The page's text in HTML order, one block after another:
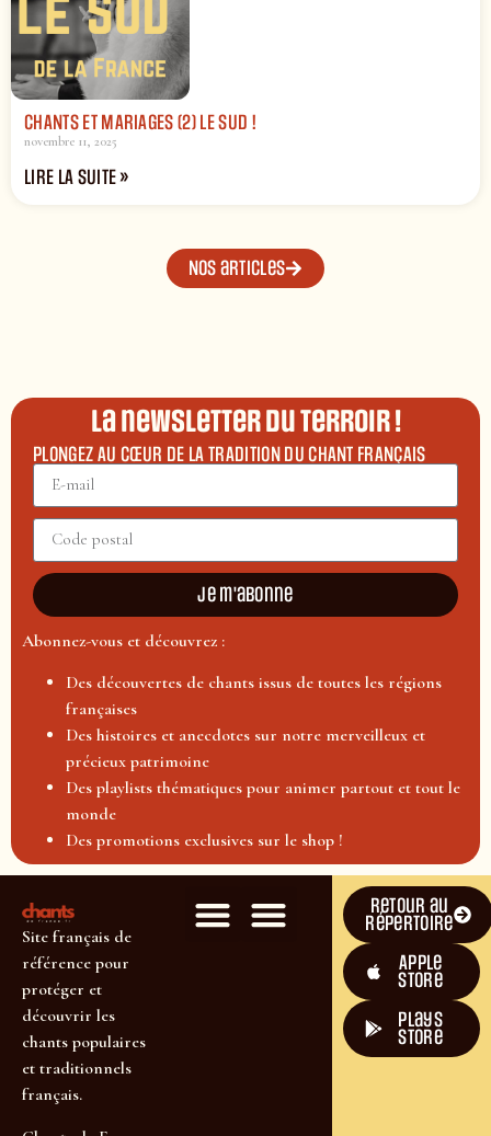
CHANTS ET MARIAGES (2) LE SUD !
novembre 11, 2025
LIRE LA SUITE »
Nos articles
La newsletter du terroir !
PLONGEZ AU CŒUR DE LA TRADITION DU CHANT FRANÇAIS
Je m'abonne
Abonnez-vous et découvrez :
Des découvertes de chants issus de toutes les régions
françaises
Des histoires et anecdotes sur notre merveilleux et
précieux patrimoine
Des playlists thématiques pour animer partout et tout le
monde
Des promotions exclusives sur le shop !
Site français de
référence pour
protéger et
découvrir les
chants populaires
et traditionnels
français.
Retour au
répertoire
Apple
Store
plays
store